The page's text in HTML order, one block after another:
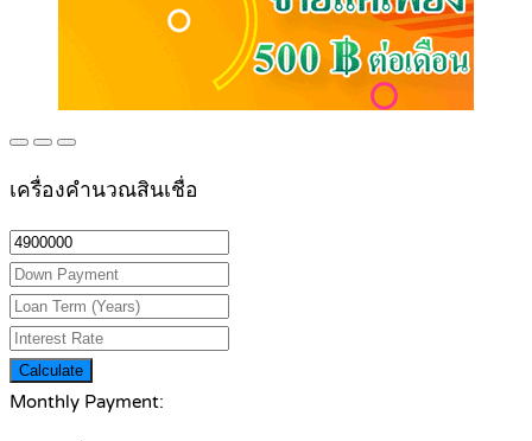
เครื่องคำนวณสินเชื่อ
Calculate
Monthly Payment: